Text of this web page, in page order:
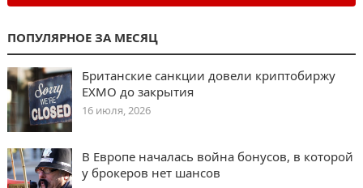
ПОПУЛЯРНОЕ ЗА МЕСЯЦ
Британские санкции довели криптобиржу
EXMO до закрытия
16 июля, 2026
В Европе началась война бонусов, в которой
у брокеров нет шансов